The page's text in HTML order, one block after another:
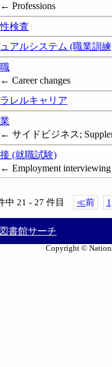
← Professions
検査
アルシステム (職業訓
← Career changes
レルキャリア
← サイドビジネス;
(就職試験)
← Employment interviewing
中 21 - 27 件目 ≪前 1
書館サーチ
Copyright ©